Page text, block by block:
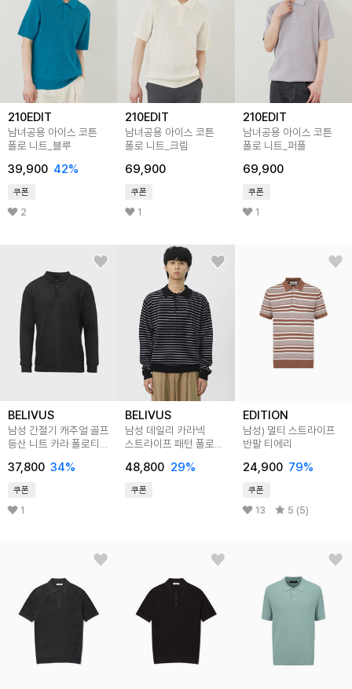
210EDIT
남녀공용 아이스 코튼
폴로 니트_블루
39,900 42%
쿠폰
2
210EDIT
남녀공용 아이스 코튼
폴로 니트_크림
69,900
쿠폰
1
210EDIT
남녀공용 아이스 코튼
폴로 니트_퍼플
69,900
쿠폰
1
BELIVUS
남성 간절기 캐주얼 골프
등산 니트 카라 폴로티
37,800 34%
쿠폰
1
BELIVUS
남성 데일리 카라넥
스트라이프 패턴 폴로
BXR062
48,800 29%
쿠폰
EDITION
남성) 멀티 스트라이프
반팔 티에리
24,900 79%
쿠폰
13 5 (5)